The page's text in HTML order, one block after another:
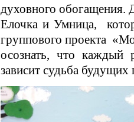
духовного обогащения.
Елочка и Умница,
группового проекта
осознать, что каждый
зависит судьба будущих